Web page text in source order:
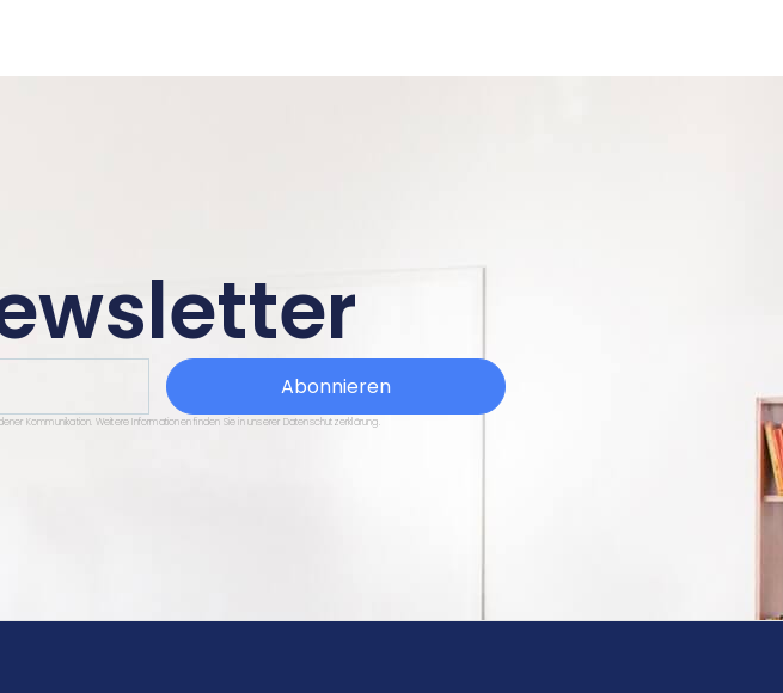
Abonnieren
Kommunikation. Weitere Informationen finden Sie in unserer Datenschutzerklärung.